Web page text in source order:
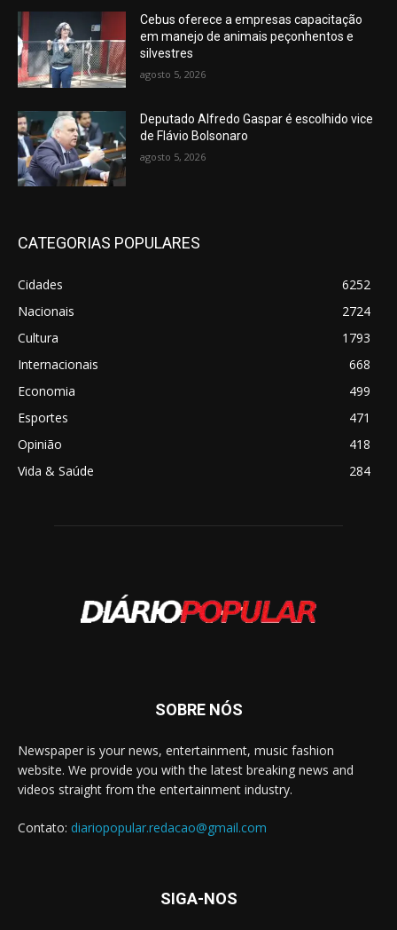
Cebus oferece a empresas capacitação
em manejo de animais peçonhentos e
silvestres
agosto 5, 2026
Deputado Alfredo Gaspar é escolhido vice
de Flávio Bolsonaro
agosto 5, 2026
CATEGORIAS POPULARES
Cidades
6252
Nacionais
2724
Cultura
1793
Internacionais
668
Economia
499
Esportes
471
Opinião
418
Vida & Saúde
284
SOBRE NÓS
Newspaper is your news, entertainment, music fashion
website. We provide you with the latest breaking news and
videos straight from the entertainment industry.
Contato: diariopopular.redacao@gmail.com
SIGA-NOS